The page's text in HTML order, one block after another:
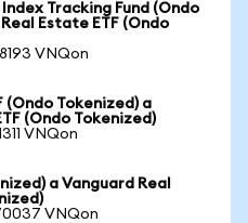
Tracking Fund (Ondo
Estate ETF (Ondo
VNQon
(Ondo Tokenized) a
(Ondo Tokenized)
VNQon
a Vanguard Real
VNQon